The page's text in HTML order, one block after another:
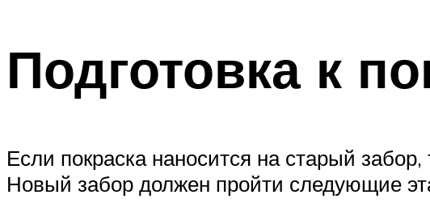
Подготовка к
Если покраска наносится на старый
Новый забор должен пройти следующие